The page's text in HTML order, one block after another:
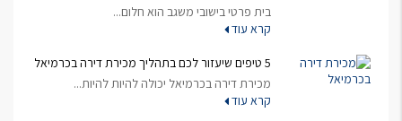
בית פרטי בישובי משגב הוא חלום...
קרא עוד
5 טיפים שיעזור לכם בתהליך מכירת דירה בכרמיאל
מכירת דירה בכרמיאל יכולה להיות להיות...
קרא עוד